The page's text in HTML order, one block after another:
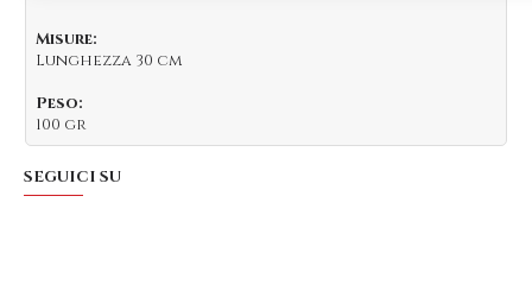
Misure:
Lunghezza 30 cm
Peso:
100 gr
SEGUICI SU